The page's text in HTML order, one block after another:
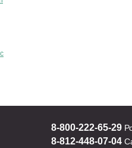
8-800-222-65-29
8-812-448-07-04